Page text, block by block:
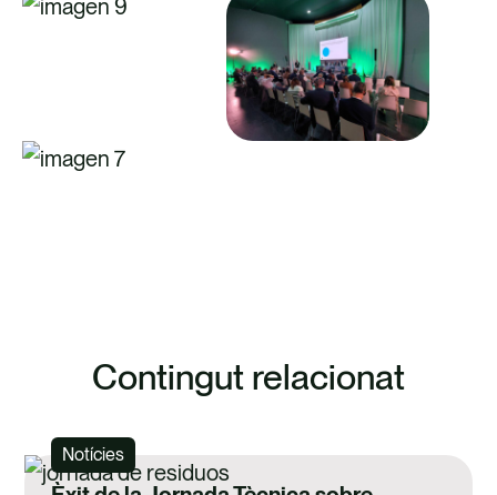
Contingut relacionat
Notícies